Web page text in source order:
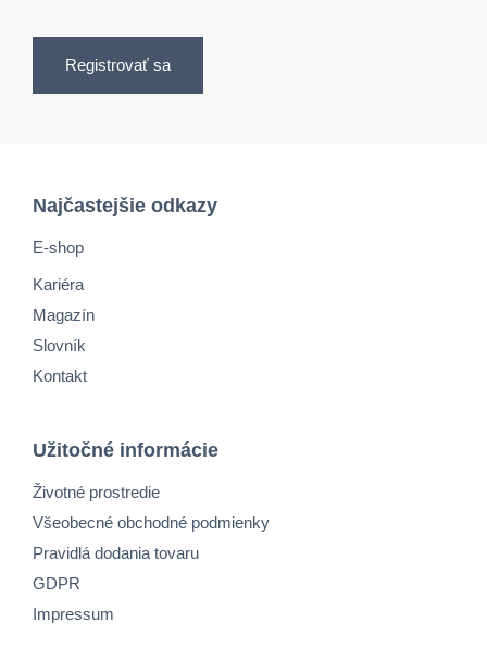
Registrovať sa
Najčastejšie odkazy
E-shop
Kariéra
Magazín
Slovník
Kontakt
Užitočné informácie
Životné prostredie
Všeobecné obchodné podmienky
Pravidlá dodania tovaru
GDPR
Impressum